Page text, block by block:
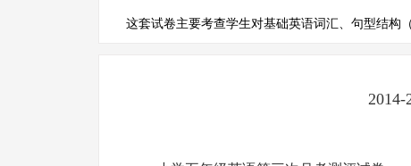
这套试卷主要考查学生对基础英语词汇、句型结构
2014-